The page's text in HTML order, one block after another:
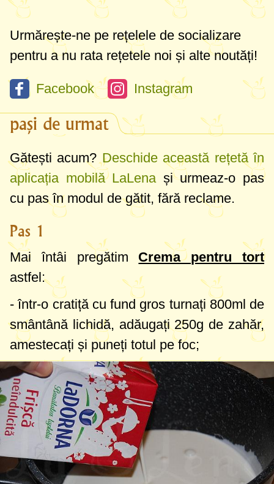
Urmărește-ne pe rețelele de socializare
pentru a nu rata rețetele noi și alte noutăți!
Facebook Instagram
pași de urmat
Gătești acum?Deschide această rețetă în
aplicația mobilă LaLenași urmeaz-o pas
cu pas în modul de gătit, fără reclame.
Pas 1
Mai întâi pregătim Crema pentru tort
astfel:
- într-o cratiță cu fund gros turnați 800ml de
smântână lichidă, adăugați 250g de zahăr,
amestecați și puneți totul pe foc;